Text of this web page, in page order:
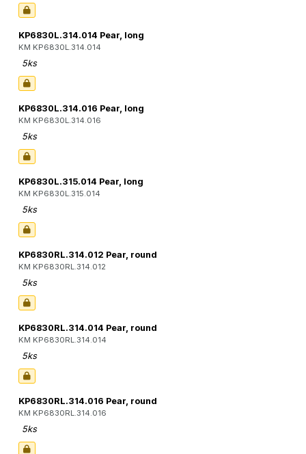
KP6830L.314.014 Pear, long
KM KP6830L.314.014
5ks
KP6830L.314.016 Pear, long
KM KP6830L.314.016
5ks
KP6830L.315.014 Pear, long
KM KP6830L.315.014
5ks
KP6830RL.314.012 Pear, round
KM KP6830RL.314.012
5ks
KP6830RL.314.014 Pear, round
KM KP6830RL.314.014
5ks
KP6830RL.314.016 Pear, round
KM KP6830RL.314.016
5ks